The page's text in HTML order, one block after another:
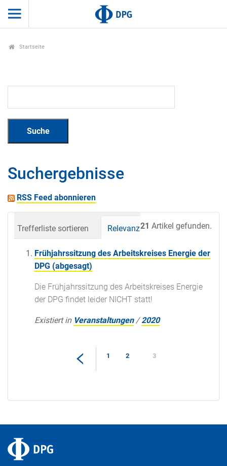
Startseite
Suchergebnisse
RSS Feed abonnieren
21 Artikel gefunden.
Trefferliste sortieren Relevanz Datum
Frühjahrssitzung des Arbeitskreises Energie der
DPG (abgesagt)
Die Frühjahrssitzung des Arbeitskreises Energie
der DPG findet leider NICHT statt!
Existiert in Veranstaltungen /2020
1 2 3